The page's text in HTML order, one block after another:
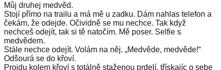
Můj druhej medvěd.
Stojí přímo na trailu a má mě u zadku. Dám nahlas telefon a
čekám, že odejde. Očividně se mu nechce. Tak když
nechceš odejít, tak si tě natočím. Mě poser. Selfie s
medvědem.
Stále nechce odejít. Volám na něj. „Medvěde, medvěde!“
Odšourá se do křoví.
Projdu kolem křoví s totálně staženou prdelí, třískajíc o sebe